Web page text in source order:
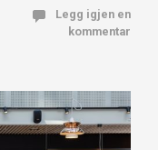
Legg igjen en
kommentar